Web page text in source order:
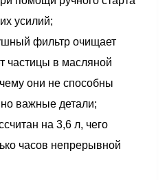
усилий;
фильтр очищает
частицы в масляной
они не способны
важные детали;
на 3,6 л, чего
часов непрерывной